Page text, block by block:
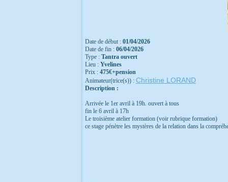
Date de début : 01/04/2026
Date de fin : 06/04/2026
Type : Tantra ouvert
Lieu : Yvelines
Prix : 475€+pension
Animateur(trice(s)) : Christine LORAND
Description :
Arrivée le 1er avril à 19h. ouvert à tous
fin le 6 avril à 17h
Le troisième atelier formation (voir rubrique formation)
ce stage pénètre les mystères de la relation dans la